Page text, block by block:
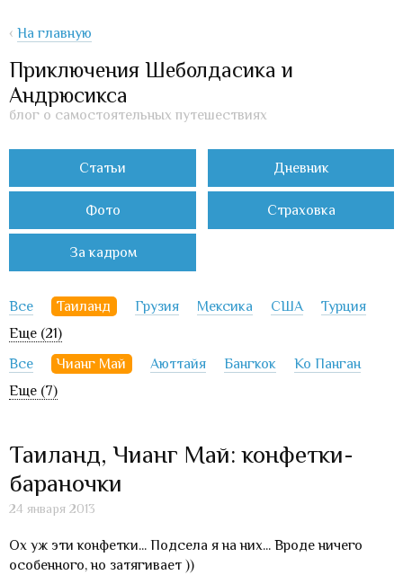
‹ На главную
Приключения Шеболдасика и
Андрюсикса
блог о самостоятельных путешествиях
Статьи Дневник
Фото Страховка
За кадром
Все Таиланд Грузия Мексика США
Турция
Еще (21)
Все
Чианг Май Аюттайя Бангкок
Ко Панган
Еще (7)
Таиланд, Чианг Май: конфетки-
бараночки
24 января 2013
Ох уж эти конфетки... Подсела я на них... Вроде ничего
особенного, но затягивает ))